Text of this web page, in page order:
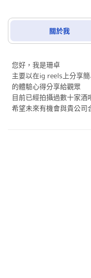
關於我
您好，我是珊卓
主要以在ig reels上分享
的體驗心得分享給觀眾
目前已經拍攝過數十家酒
希望未來有機會與貴公司